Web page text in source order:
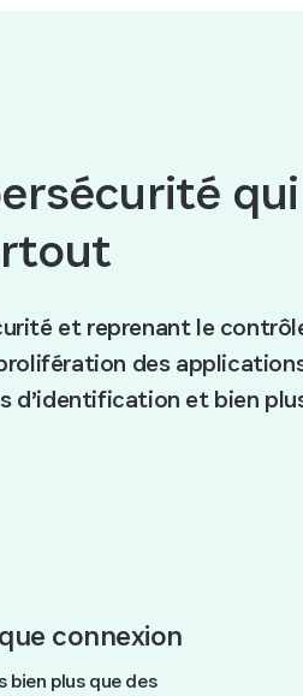
et reprenant le
des
d’identification et bien
connexion
bien plus que des